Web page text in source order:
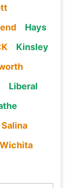
Hays
Kinsley
Liberal
Salina
Wichita